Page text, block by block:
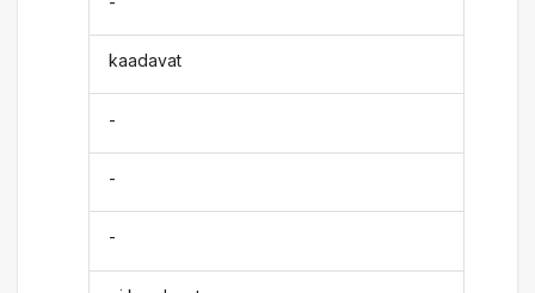
kaadavat
-
-
-